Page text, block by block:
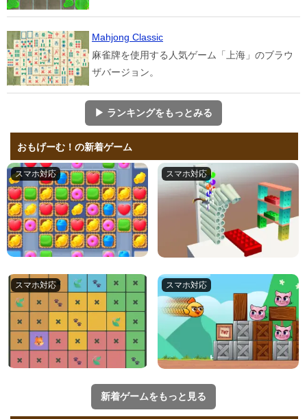
Mahjong Classic
麻雀牌を使用する人気ゲーム「上海」のブラウ
ザバージョン。
▶ ランキングをもっとみる
おもげーむ！の新着ゲーム
新着ゲームをもっと見る